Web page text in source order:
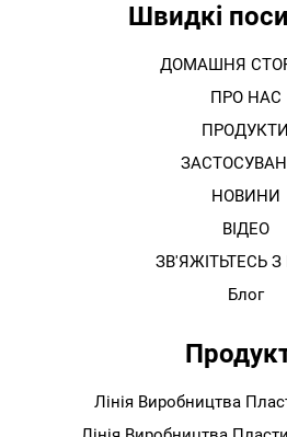
Швидкі
ДОМАШНЯ
ПРО НАС
ПРОДУКТИ
НОВИНИ
ВІДЕО
ЗВ'ЯЖІТЬТЕСЬ
Блог
Лінія Виробництва